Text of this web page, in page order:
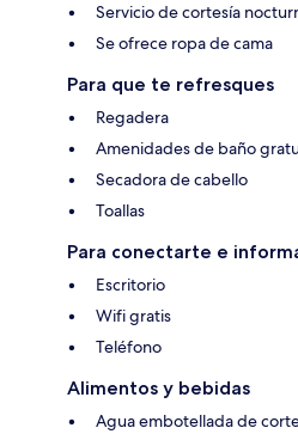
Servicio de cortesía
Se ofrece ropa de cama
Para que te refresques
Regadera
Amenidades de baño
Secadora de cabello
Toallas
Para conectarte e
Escritorio
Wifi gratis
Teléfono
Alimentos y bebidas
Agua embotellada de